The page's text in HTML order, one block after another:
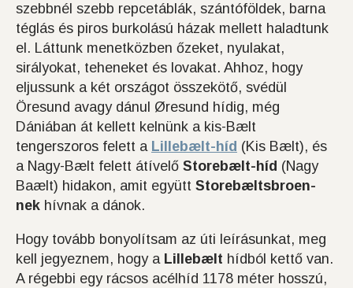
szebbnél szebb repcetáblák, szántóföldek, barna
téglás és piros burkolású házak mellett haladtunk
el. Láttunk menetközben őzeket, nyulakat,
sirályokat, teheneket és lovakat. Ahhoz, hogy
eljussunk a két országot összekötő, svédül
Öresund avagy dánul Øresund hídig, még
Dániában át kellett kelnünk a kis-Bælt
tengerszoros felett a Lillebælt-híd (Kis Bælt), és
a Nagy-Bælt felett átívelő Storebælt-híd (Nagy
Baælt) hidakon, amit együtt Storebæltsbroen-
nek hívnak a dánok.
Hogy tovább bonyolítsam az úti leírásunkat, meg
kell jegyeznem, hogy a Lillebælt hídból kettő van.
A régebbi egy rácsos acélhíd 1178 méter hosszú,